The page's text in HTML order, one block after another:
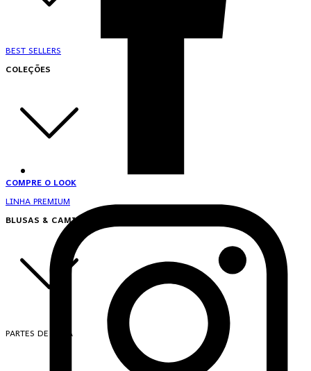
BEST SELLERS
COLEÇÕES
COMPRE O LOOK
LINHA PREMIUM
BLUSAS & CAMISAS
PARTES DE CIMA